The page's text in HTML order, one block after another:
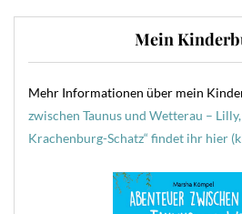
Mein
Mehr Informationen über mein
zwischen Taunus und Wetterau –
Krachenburg-Schatz“ findet ihr hier